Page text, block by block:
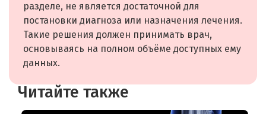
разделе, не является достаточной для
постановки диагноза или назначения лечения.
Такие решения должен принимать врач,
основываясь на полном объёме доступных ему
данных.
Читайте также